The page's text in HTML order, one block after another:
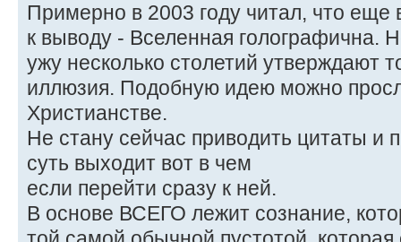
Примерно в 2003 году читал, что еще
к выводу - Вселенная голографична.
ужу несколько столетий утверждают
иллюзия. Подобную идею можно
Христианстве.
Не стану сейчас приводить цитаты и
суть выходит вот в чем
если перейти сразу к ней.
В основе ВСЕГО лежит сознание,